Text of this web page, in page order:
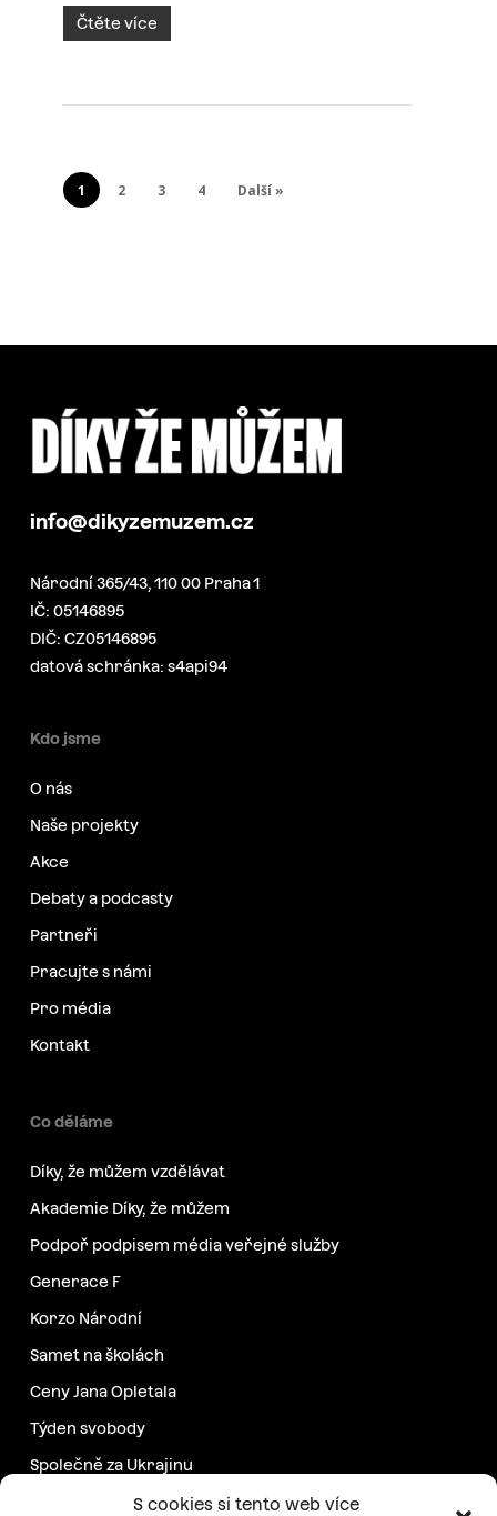
S cookies si tento web více
Čtěte více
1 2 3 4 Další »
info@dikyzemuzem.cz
Národní 365/43, 110 00 Praha 1
IČ: 05146895
DIČ: CZ05146895
datová schránka: s4api94
Kdo jsme
O nás
Naše projekty
Akce
Debaty a podcasty
Partneři
Pracujte s námi
Pro média
Kontakt
Co děláme
Díky, že můžem vzdělávat
Akademie Díky, že můžem
Podpoř podpisem média veřejné služby
Generace F
Korzo Národní
Samet na školách
Ceny Jana Opletala
Týden svobody
Společně za Ukrajinu
Další projekty